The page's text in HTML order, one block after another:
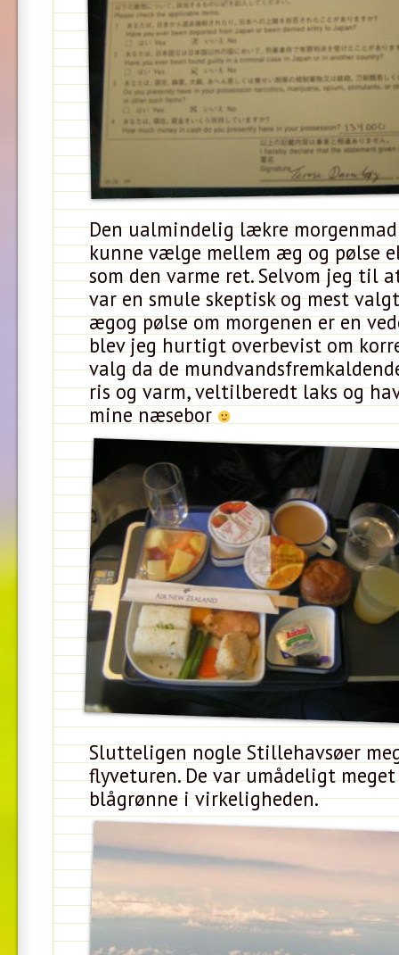
Den ualmindelig lækre
kunne vælge mellem æg og pølse
som den varme ret. Selvom jeg til
var en smule skeptisk og mest
ægog pølse om morgenen er en
blev jeg hurtigt overbevist om
valg da de
ris og varm, veltilberedt laks og
mine næsebor
Slutteligen nogle Stillehavsøer
flyveturen. De var umådeligt meget
blågrønne i virkeligheden.